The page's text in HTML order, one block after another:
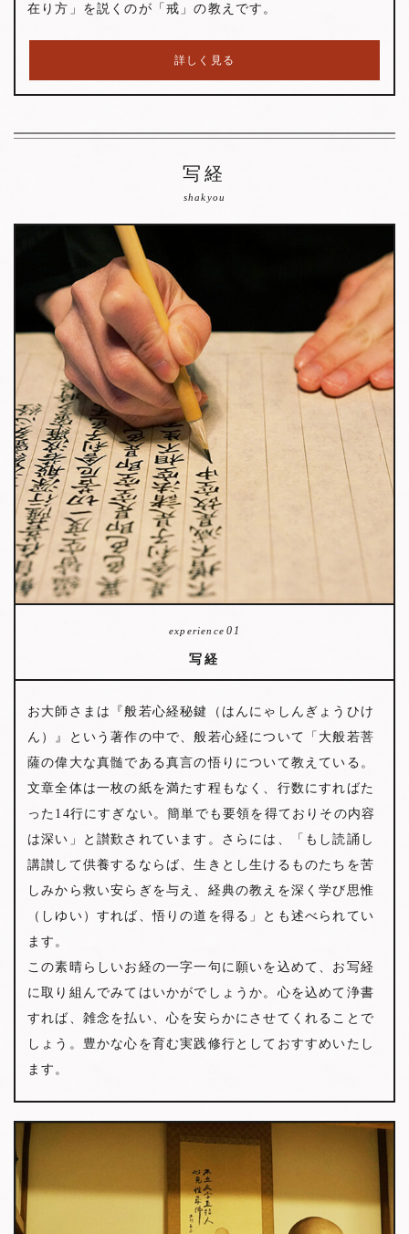
在り方」を説くのが「戒」の教えです。
詳しく見る
写経
shakyou
experience 01
写経
お大師さまは『般若心経秘鍵（はんにゃしんぎょうひけ
ん）』という著作の中で、般若心経について「大般若菩
薩の偉大な真髄である真言の悟りについて教えている。
文章全体は一枚の紙を満たす程もなく、行数にすればた
った14行にすぎない。簡単でも要領を得ておりその内容
は深い」と讃歎されています。さらには、「もし読誦し
講讃して供養するならば、生きとし生けるものたちを苦
しみから救い安らぎを与え、経典の教えを深く学び思惟
（しゆい）すれば、悟りの道を得る」とも述べられてい
ます。
この素晴らしいお経の一字一句に願いを込めて、お写経
に取り組んでみてはいかがでしょうか。心を込めて浄書
すれば、雑念を払い、心を安らかにさせてくれることで
しょう。豊かな心を育む実践修行としておすすめいたし
ます。